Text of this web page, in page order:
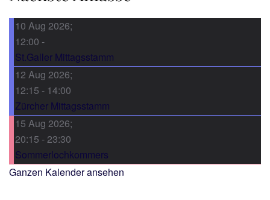
10 Aug 2026;
12:00 -
St.Galler Mittagsstamm
12 Aug 2026;
12:15 - 14:00
Zürcher Mittagsstamm
15 Aug 2026;
20:15 -23:30
Sommerlochkommers
Ganzen Kalender ansehen